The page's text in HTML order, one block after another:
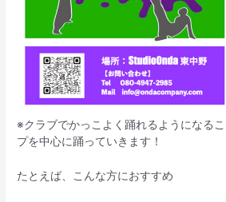
※クラブでかっこよく踊れるようになる
プを中心に踊っていきます！
たとえば、こんな方におすすめ